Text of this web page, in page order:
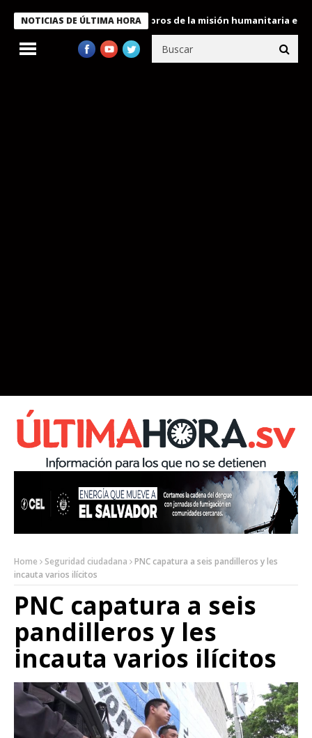
NOTICIAS DE ÚLTIMA HORA
Bukele condecora a miembros de la misión humanitaria enviada
Home Seguridad ciudadana
PNC capatura a seis pandilleros y les
incauta varios ilícitos
PNC capatura a seis
pandilleros y les
incauta varios ilícitos